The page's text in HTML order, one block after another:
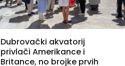
Dubrovački akvatorij
privlači Amerikance i
Britance, no brojke prvih